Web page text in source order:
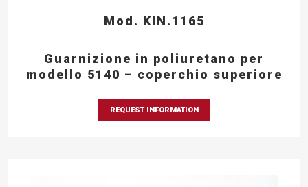
Mod. KIN.1165
Guarnizione in poliuretano per
modello 5140 – coperchio superiore
REQUEST INFORMATION